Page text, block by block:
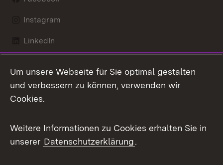
Instagram
LinkedIn
X / Twitter
Youtube
Kontakt
Datenschutz
Um unsere Webseite für Sie optimal gestalten
und verbessern zu können, verwenden wir
Cookies.
Weitere Informationen zu Cookies erhalten Sie in
unserer Datenschutzerklärung.